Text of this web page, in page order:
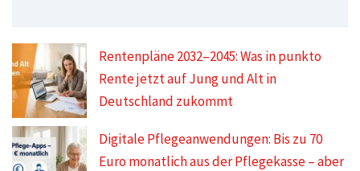
Rentenpläne 2032–2045: Was in punkto
Rente jetzt auf Jung und Alt in
Deutschland zukommt
Digitale Pflegeanwendungen: Bis zu 70
Euro monatlich aus der Pflegekasse – aber